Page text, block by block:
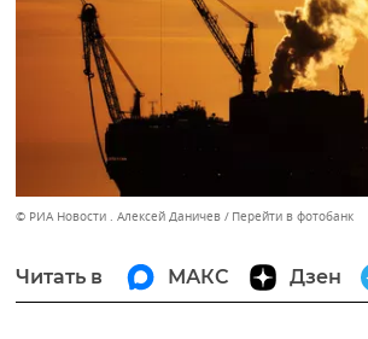
© РИА Новости . Алексей Даничев Перейти в фотобанк
Читать в МАКС Дзен